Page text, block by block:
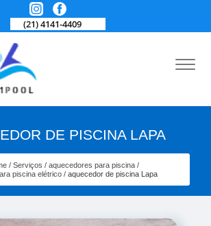
(21) 4141-4409
DE PISCINA LAPA
Serviços
aquecedores para piscina
piscina elétrico
aquecedor de piscina Lapa